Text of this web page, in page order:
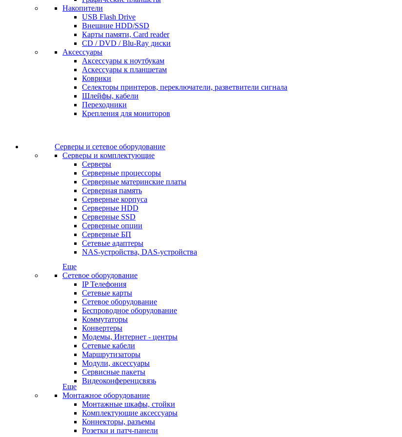
Накопители
USB Flash Drive
Внешние HDD/SSD
Карты памяти, Card reader
CD / DVD / Blu-Ray диски
Аксессуары
Аксессуары к ноутбукам
Аскессуары к планшетам
Коврики
Селекторы принтеров, переключатели, разветвители сигнала
Шлейфы, кабели
Переходники
Крепления для мониторов
Серверы и сетевое оборудование
Серверы и комплектующие
Серверы
Серверные процессоры
Серверные материнские платы
Серверная память
Серверные корпуса
Серверные HDD
Серверные SSD
Серверные опции
Серверные БП
Сетевые адаптеры
NAS-устройства, DAS-устройства
Еще
Сетевое оборудование
IP Телефония
Сетевые карты
Сетевое оборудование
Беспроводное оборудование
Коммутаторы
Конвертеры
Модемы, Интернет - центры
Сетевые кабели
Маршрутизаторы
Модули, аксессуары
Сервисные пакеты
Видеоконференцсвязь
Еще
Монтажное оборудование
Монтажные шкафы, стойки
Комплектующие аксессуары
Коннекторы, разъемы
Розетки и патч-панели